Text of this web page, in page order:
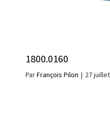
1800.0160
ParFrançois Pilon | 27